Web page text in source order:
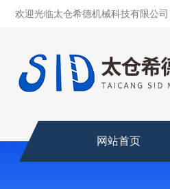
欢迎光临太仓希德机械科技有限公司
网站首页